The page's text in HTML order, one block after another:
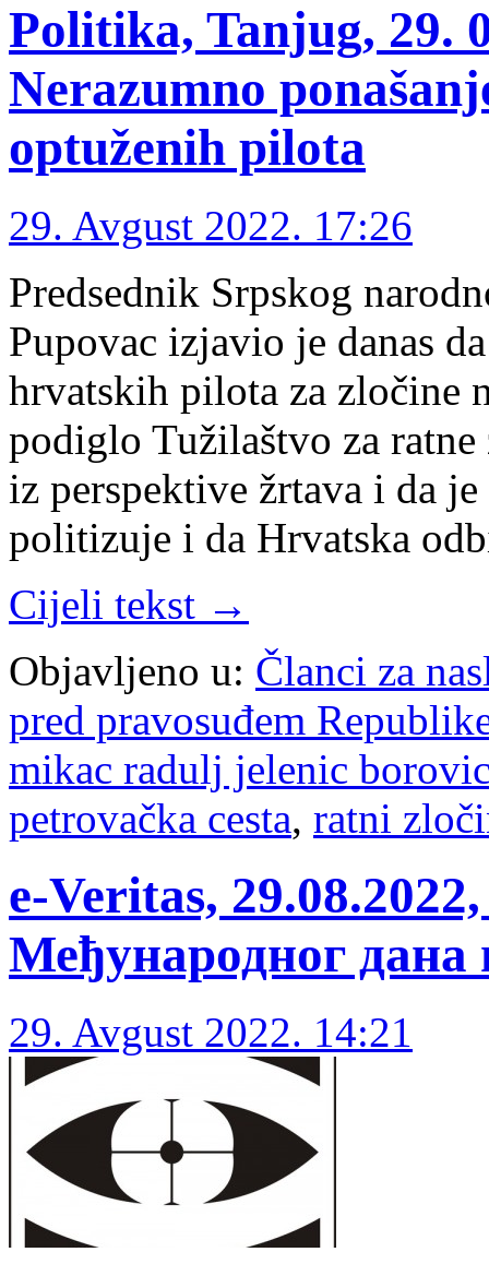
Politika, Tanjug, 29.
Nerazumno
optuženih pilota
29. Avgust 2022. 17:26
Predsednik Srpskog
Pupovac izjavio je danas
hrvatskih pilota za zločine
podiglo Tužilaštvo za
iz perspektive žrtava i da
politizuje i da Hrvatska
Cijeli tekst →
Objavljeno u: Članci za
pred pravosuđem
mikac radulj jelenic
petrovačka cesta, ratni
e-Veritas,
Међународног дана
29. Avgust 2022. 14:21